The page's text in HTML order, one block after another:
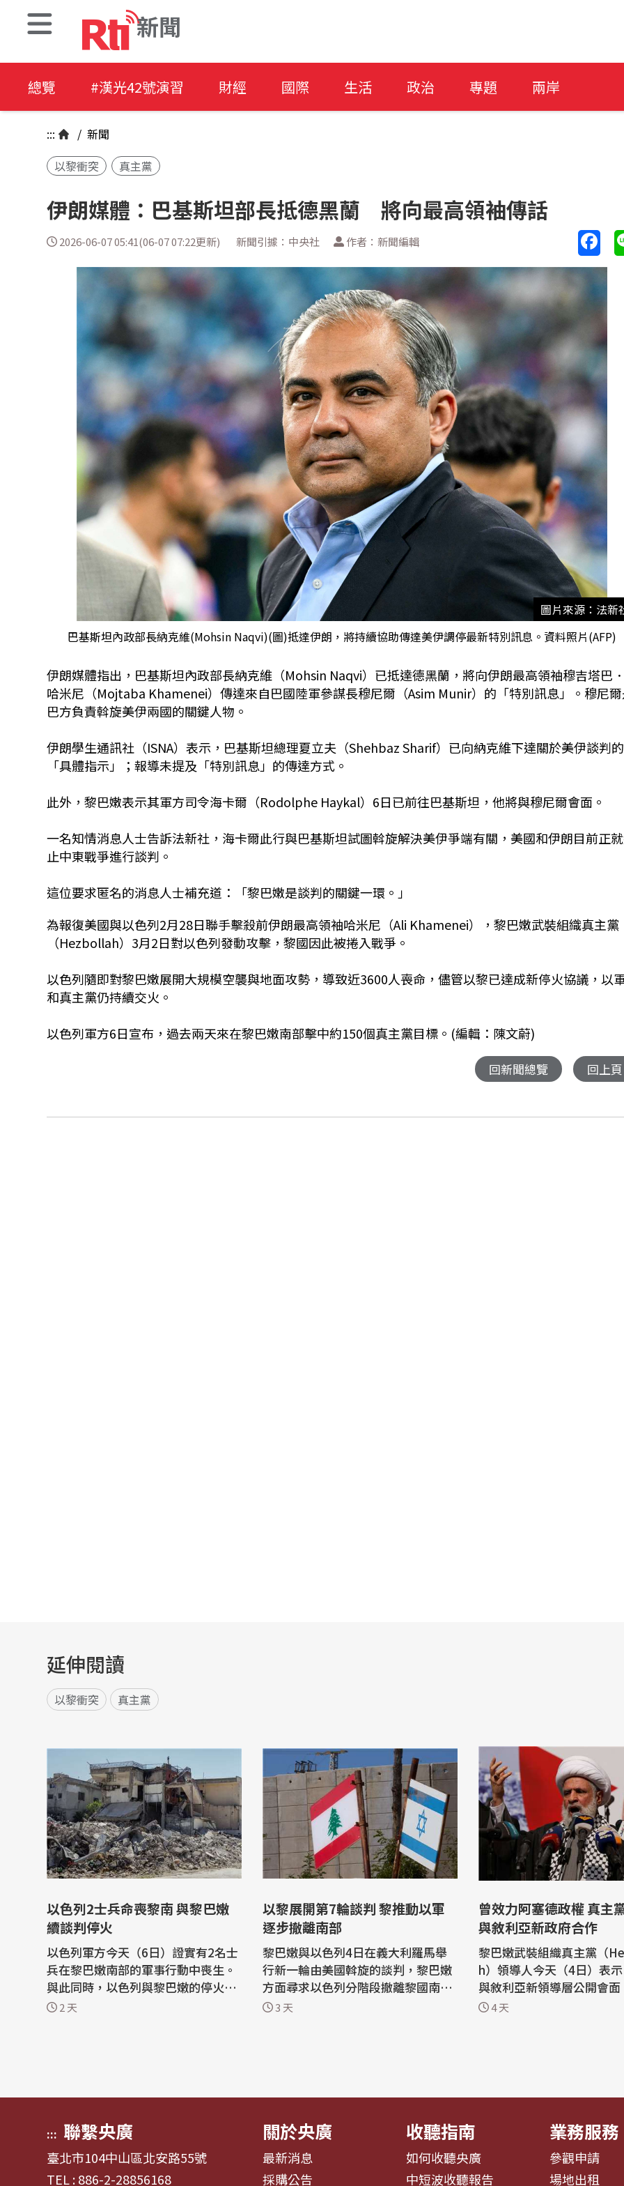
新聞
總覽 #漢光42號演習 財經 國際 生活 政治 專題 兩岸
::: / 新聞
以黎衝突
真主黨
伊朗媒體：巴基斯坦部長抵德黑蘭 將向最高領袖傳話
2026-06-07 05:41(06-07 07:22更新) 新聞引據：中央社 作者：新聞編輯
圖片來源：法新
巴基斯坦內政部長納克維(Mohsin Naqvi)(圖)抵達伊朗，將持續協助傳達美伊調停最新特別訊息。資料照片(AFP)
伊朗媒體指出，巴基斯坦內政部長納克維（Mohsin Naqvi）已抵達德黑蘭，將向伊朗最高領袖穆吉塔巴
哈米尼（Mojtaba Khamenei）傳達來自巴國陸軍參謀長穆尼爾（Asim Munir）的「特別訊息」。穆尼
巴方負責斡旋美伊兩國的關鍵人物。
伊朗學生通訊社（ISNA）表示，巴基斯坦總理夏立夫（Shehbaz Sharif）已向納克維下達關於美伊談判的
「具體指示」；報導未提及「特別訊息」的傳達方式。
此外，黎巴嫩表示其軍方司令海卡爾（Rodolphe Haykal）6日已前往巴基斯坦，他將與穆尼爾會面。
一名知情消息人士告訴法新社，海卡爾此行與巴基斯坦試圖斡旋解決美伊爭端有關，美國和伊朗目前正
止中東戰爭進行談判。
這位要求匿名的消息人士補充道：「黎巴嫩是談判的關鍵一環。」
為報復美國與以色列2月28日聯手擊殺前伊朗最高領袖哈米尼（Ali Khamenei），黎巴嫩武裝組織真主黨
（Hezbollah）3月2日對以色列發動攻擊，黎國因此被捲入戰爭。
以色列隨即對黎巴嫩展開大規模空襲與地面攻勢，導致近3600人喪命，儘管以黎已達成新停火協議，以
和真主黨仍持續交火。
以色列軍方6日宣布，過去兩天來在黎巴嫩南部擊中約150個真主黨目標。(編輯：陳文蔚)
回新聞總覽 回上頁
延伸閱讀
以黎衝突 真主黨
以色列2士兵命喪黎南 與黎巴嫩
續談判停火
以色列軍方今天（6日）證實有2名士
兵在黎巴嫩南部的軍事行動中喪生。
與此同時，以色列與黎巴嫩的停火談
判也在美國居中斡旋下，持續在羅馬
2 天
以黎展開第7輪談判 黎推動以軍
逐步撤離南部
黎巴嫩與以色列4日在義大利羅馬舉
行新一輪由美國斡旋的談判，黎巴嫩
方面尋求以色列分階段撤離黎國南
部；會談預計持續至6日。 法新社報
3 天
曾效力阿塞德政權 真主
與敘利亞新政府合作
黎巴嫩武裝組織真主黨（
h）領導人今天（4日）表
與敘利亞新領導層公開會
統川普（Donald Trump）
4 天
::: 聯繫央廣
臺北市104中山區北安路55號
TEL : 886-2-28856168
關於央廣
最新消息
採購公告
收聽指南
如何收聽央廣
中短波收聽報告
業務服務
參觀申請
場地出租